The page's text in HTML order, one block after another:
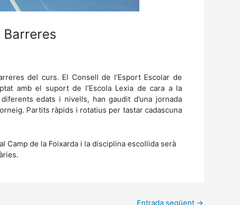
Barreres
del curs. El Consell de l’Esport Escolar de
amb el suport de l’Escola Lexia de cara a la
edats i nivells, han gaudit d’una jornada
Partits ràpids i rotatius per tastar cadascuna
Camp de la Foixarda i la disciplina escollida serà
Entrada següent →